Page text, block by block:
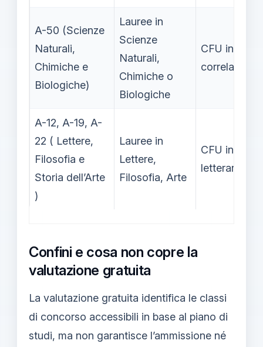
A-50 (Scienze
Naturali,
Chimiche e
Biologiche)
Lauree in
Scienze
Naturali,
Chimiche o
Biologiche
CFU in SSD
correlati
A-12, A-19, A-
22 ( Lettere,
Filosofia e
Storia dell’Arte
)
Lauree in
Lettere,
Filosofia, Arte
CFU in SSD
letterari e
Confini e cosa non copre la
valutazione gratuita
La valutazione gratuita identifica le classi
di concorso accessibili in base al piano di
studi, ma non garantisce l’ammissione né